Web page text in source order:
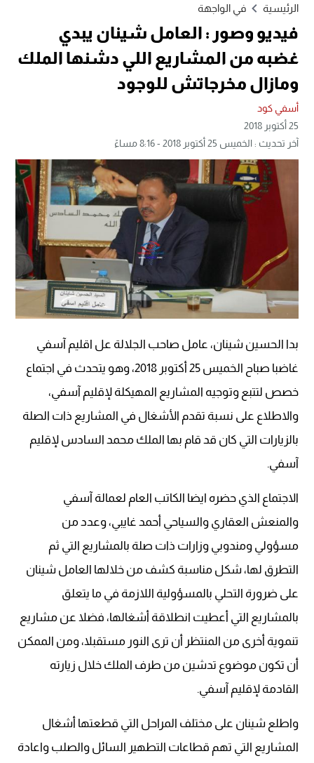
الرئيسية في الواجهة
فيديو وصور : العامل شينان يبدي
غضبه من المشاريع اللي دشنها الملك
ومازال مخرجاتش للوجود
أسفي كود
25 أكتوبر 2018
آخر تحديث : الخميس 25 أكتوبر 2018 - 8:16 مساءً
بدا الحسين شينان، عامل صاحب الجلالة عل اقليم آسفي
غاضبا صباح الخميس 25 أكتوبر 2018، وهو يتحدث في اجتماع
خصص لتتبع وتوجيه المشاريع المهيكلة لإقليم آسفي،
والاطلاع على نسبة تقدم الأشغال في المشاريع ذات الصلة
بالزيارات التي كان قد قام بها الملك محمد السادس لإقليم
آسفي.
الاجتماع الذي حضره ايضا الكاتب العام لعمالة آسفي
والمنعش العقاري والسياحي أحمد غايبي، وعدد من
مسؤولي ومندوبي وزارات ذات صلة بالمشاريع التي ثم
التطرق لها، شكل مناسبة كشف من خلالها العامل شينان
على ضرورة التحلي بالمسؤولية اللازمة في ما يتعلق
بالمشاريع التي أعطيت انطلاقة أشغالها، فضلا عن مشاريع
تنموية أخرى من المنتظر أن ترى النور مستقبلا، ومن الممكن
أن تكون موضوع تدشين من طرف الملك خلال زيارته
القادمة لإقليم آسفي.
واطلع شينان على مختلف المراحل التي قطعتها أشغال
المشاريع التي تهم قطاعات التطهير السائل والصلب واعادة